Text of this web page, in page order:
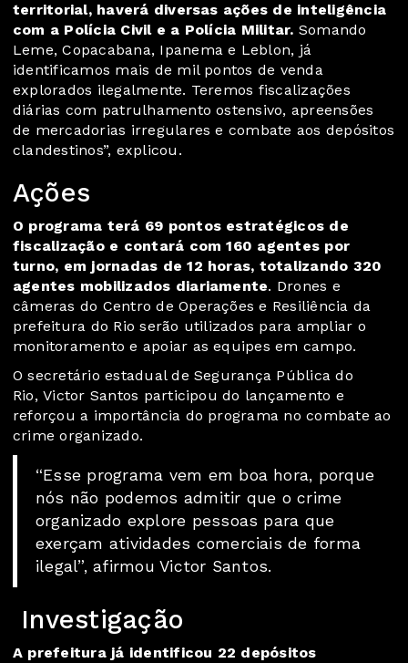
territorial, haverá diversas ações de inteligência
com a Polícia Civil e a Polícia Militar. Somando
Leme, Copacabana, Ipanema e Leblon, já
identificamos mais de mil pontos de venda
explorados ilegalmente. Teremos fiscalizações
diárias com patrulhamento ostensivo, apreensões
de mercadorias irregulares e combate aos depósitos
clandestinos”, explicou.
Ações
O programa terá 69 pontos estratégicos de
fiscalização e contará com 160 agentes por
turno, em jornadas de 12 horas, totalizando 320
agentes mobilizados diariamente. Drones e
câmeras do Centro de Operações e Resiliência da
prefeitura do Rio serão utilizados para ampliar o
monitoramento e apoiar as equipes em campo.
O secretário estadual de Segurança Pública do
Rio, Victor Santos participou do lançamento e
reforçou a importância do programa no combate ao
crime organizado.
“Esse programa vem em boa hora, porque
nós não podemos admitir que o crime
organizado explore pessoas para que
exerçam atividades comerciais de forma
ilegal”, afirmou Victor Santos.
Investigação
A prefeitura já identificou 22 depósitos